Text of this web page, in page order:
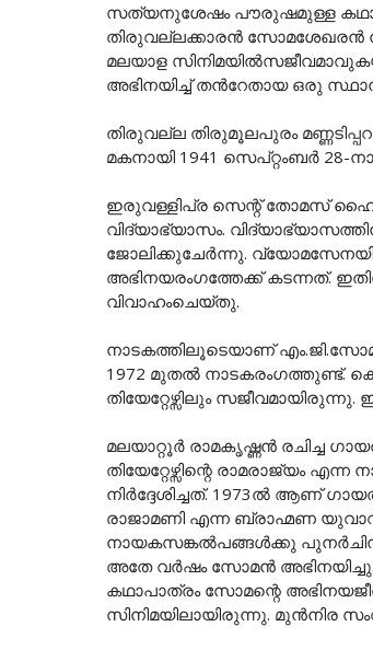
സത്യനുശേഷം പൗരുഷമുള്ള
തിരുവല്ലക്കാരന്‍ സോമശേഖരന്‍
മലയാള
അഭിനയിച്ച് തൻറേതായ ഒരു
തിരുവല്ല തിരുമൂലപുരം
മകനായി 1941 സെപ്റ്റംബർ
ഇരുവള്ളിപ്ര സെന്റ് തോമസ്
വിദ്യാഭ്യാസം.
ജോലിക്കുചേർന്നു.
അഭിനയരംഗത്തേക്ക് കടന്നത്.
വിവാഹംചെയ്തു.
നാടകത്തിലൂടെയാണ്
1972 മുതൽ നാടകരംഗത്തുണ്ട്.
തിയേറ്റേഴ്സിലും
മലയാറ്റൂർ രാമകൃഷ്ണൻ രചിച്ച
തിയേറ്റേഴ്സിന്റെ രാമരാജ്യം
നിർദ്ദേശിച്ചത്. 1973ൽ ആണ്
രാജാമണി എന്ന ബ്രാഹ്മണ
നായകസങ്കൽപങ്ങൾക്കു
അതേ വർഷം സോമൻ അഭിനയിച്ചു.
കഥാപാത്രം സോമന്റെ
സിനിമയിലായിരുന്നു. മുന്‍നിര